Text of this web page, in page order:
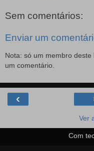
Sem comentários:
Enviar um
Nota: só um membro
um comentário.
‹
Ver
Com